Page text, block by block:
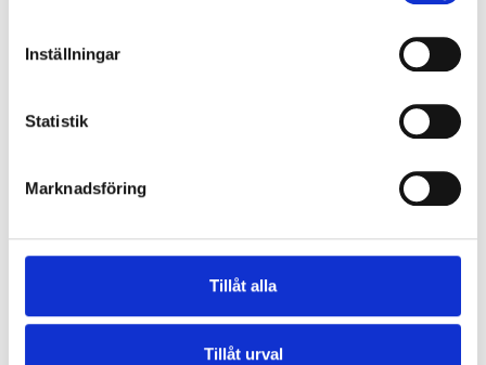
Inställningar
Statistik
Marknadsföring
Tillåt alla
Tillåt urval